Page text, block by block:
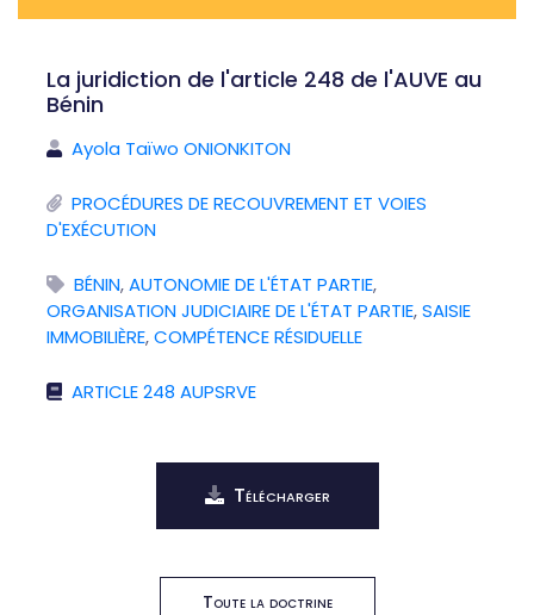
La juridiction de l'article 248 de l'AUVE au
Bénin
Ayola Taïwo ONIONKITON
PROCÉDURES DE RECOUVREMENT ET VOIES
D'EXÉCUTION
BÉNIN,AUTONOMIE DE L'ÉTAT PARTIE,
ORGANISATION JUDICIAIRE DE L'ÉTAT PARTIE,SAISIE
IMMOBILIÈRE,COMPÉTENCE RÉSIDUELLE
ARTICLE 248 AUPSRVE
Télécharger
Toute la doctrine